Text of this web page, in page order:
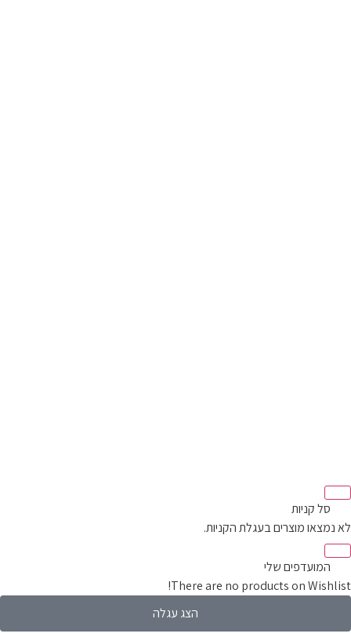
סל קניות‬
לא נמצאו מוצרים בעגלת הקניות.
המועדפים שלי
There are no products on Wishlist!
הצג עגלה